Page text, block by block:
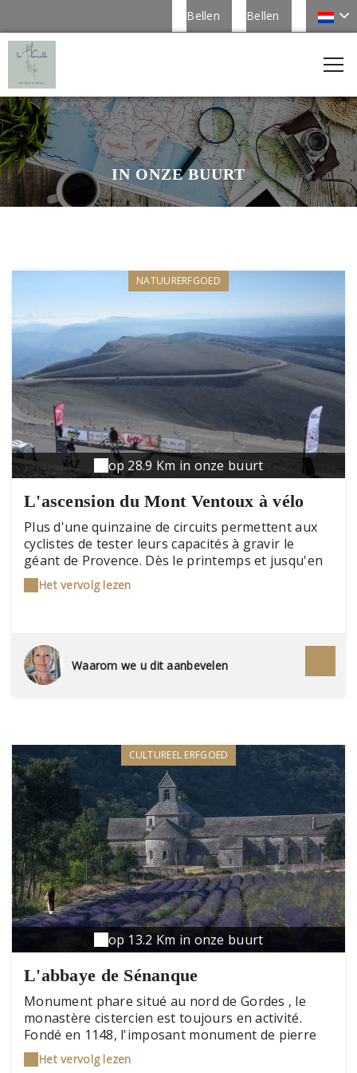
Bellen
Bellen
IN ONZE BUURT
NATUURERFGOED
op 28.9 Km in onze buurt
L'ascension du Mont Ventoux à vélo
Plus d'une quinzaine de circuits permettent aux
cyclistes de tester leurs capacités à gravir le
géant de Provence. Dès le printemps et jusqu'en
automne les passionnés de la « petite reine »
sont nombreux et cosmopolites sur les routes du
Het vervolg lezen
Waarom we u dit aanbevelen
CULTUREEL ERFGOED
op 13.2 Km in onze buurt
L'abbaye de Sénanque
Monument phare situé au nord de Gordes , le
monastère cistercien est toujours en activité.
Fondé en 1148, l'imposant monument de pierre
qui devient abbaye en 1150 se dresse dans
l'étroite vallée de la Sénancole. Plusieurs salles
Het vervolg lezen